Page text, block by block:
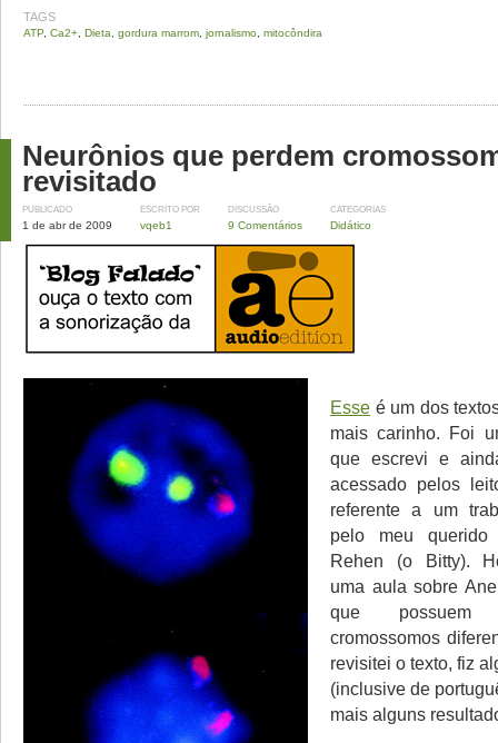
TAGS
ATP Ca2+ Dieta gordura marrom jornalismo mitocôndira
Neurônios que perdem
revisitado
PUBLICADO
1 de abr de 2009
ESCRITO POR
vqeb1
DISCUSSÃO
9 Comentários
CATEGORIAS
Didático
Esse é um dos
mais carinho. Foi
que escrevi e
acessado pelos
referente a um
pelo meu querido
Rehen (o Bitty).
uma aula sobre
que
cromossomos
revisitei o texto, fiz
(inclusive de
mais alguns